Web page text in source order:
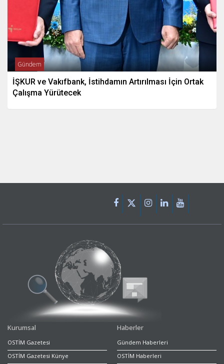
Gündem
İŞKUR ve Vakıfbank, İstihdamın Artırılması İçin Ortak
Çalışma Yürütecek
Kurumsal
OSTİM Gazetesi
OSTİM Gazetesi Künye
Haberler
Gündem Haberleri
OSTİM Haberleri